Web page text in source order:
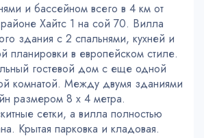
и бассейном всего в 4 км от
Хайтс 1 на сой 70. Вилла
здания с 2 спальнями, кухней и
планировки в европейском стиле.
гостевой дом с еще одной
комнатой. Между двумя зданиями
размером 8 х 4 метра.
сетки, а вилла полностью
Крытая парковка и кладовая.